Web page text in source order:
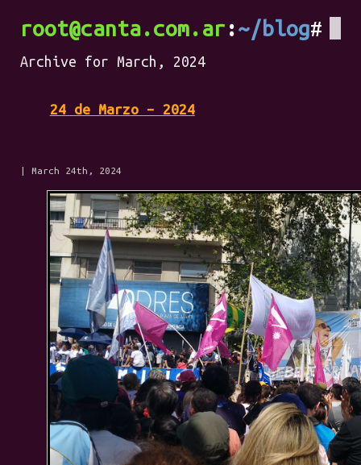
root@canta.com.ar ~/blog
Archive for March, 2024
24 de Marzo – 2024
| March 24th, 2024